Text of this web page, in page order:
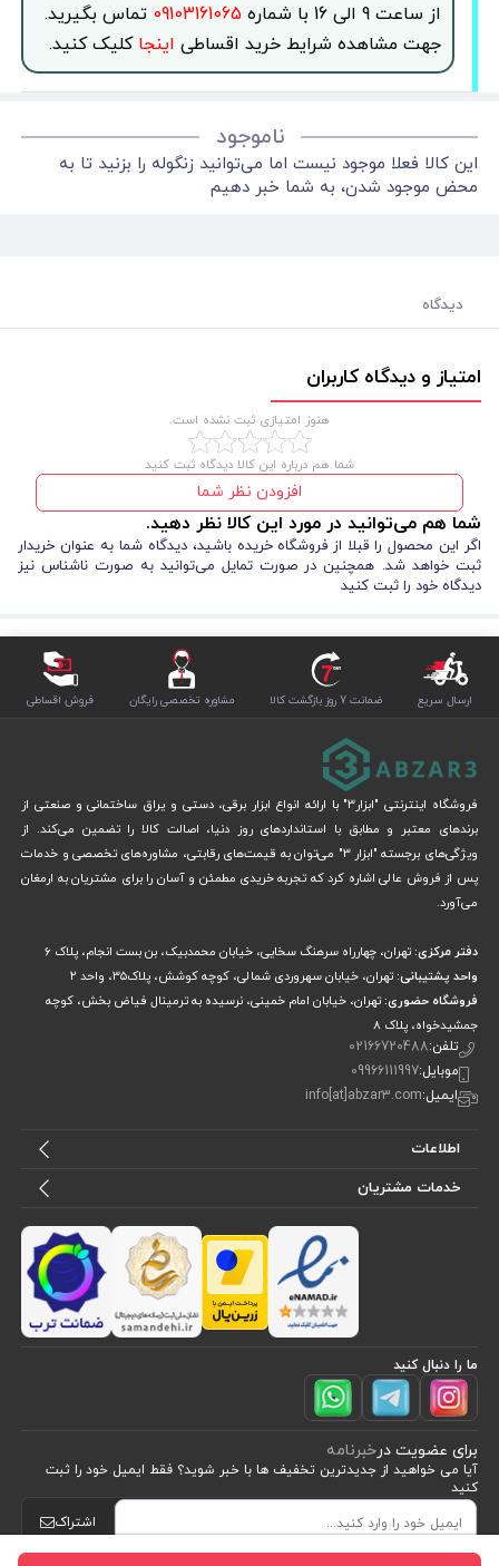
از ساعت 9 الی 16 با شماره
09103161065 تماس بگیرید.
جهت مشاهده شرایط خرید اقساطی اینجاکلیک کنید.
ناموجود
این کالا فعلا موجود نیست اما می‌توانید زنگوله را بزنید تا به
محض موجود شدن، به شما خبر دهیم
دیدگاه
امتیاز و دیدگاه کاربران
هنوز امتیازی ثبت نشده است.
شما هم درباره این کالا دیدگاه ثبت کنید
افزودن نظر شما
شما هم می‌توانید در مورد این کالا نظر دهید.
اگر این محصول را قبلا از فروشگاه خریده باشید، دیدگاه شما به عنوان خریدار
ثبت خواهد شد. همچنین در صورت تمایل می‌توانید به صورت ناشناس نیز
دیدگاه خود را ثبت کنید
ارسال سریع ضمانت 7 روز بازگشت کالا مشاوره تخصصی رایگان فروش اقساطی
فروشگاه اینترنتی "ابزار3" با ارائه انواع ابزار برقی، دستی و یراق ساختمانی و صنعتی از
برندهای معتبر و مطابق با استانداردهای روز دنیا، اصالت کالا را تضمین می‌کند. از
ویژگی‌های برجسته "ابزار 3" می‌توان به قیمت‌های رقابتی، مشاوره‌های تخصصی و خدمات
پس از فروش عالی اشاره کرد که تجربه خریدی مطمئن و آسان را برای مشتریان به ارمغان
می‌آورد.
دفتر مرکزی:تهران، چهارراه سرهنگ سخایی، خیابان محمدبیک، بن بست انجام، پلاک 6
واحد پشتیبانی:تهران، خیابان سهروردی شمالی، کوچه کوشش، پلاک۳۵، واحد ۲
فروشگاه حضوری:تهران، خیابان امام خمینی، نرسیده به ترمینال فیاض بخش، کوچه
جمشیدخواه، پلاک ۸
تلفن:02166720488
موبایل:09966111997
ایمیل:info[at]abzar3.com
اطلاعات
خدمات مشتریان
ما را دنبال کنید
برای عضویت درخبرنامه
آیا می خواهید از جدید‌ترین تخفیف‌ ها با‌ خبر شوید؟ فقط ایمیل خود را ثبت
کنید
اشتراک